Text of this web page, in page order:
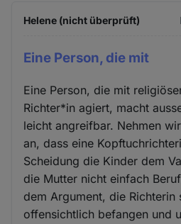
Helene (nicht überprüft)
Eine Person, die mit
Eine Person, die mit
Richter*in agiert, macht
leicht angreifbar. Nehmen
an, dass eine
Scheidung die Kinder dem
die Mutter nicht einfach
dem Argument, die Richterin
offensichtlich befangen und